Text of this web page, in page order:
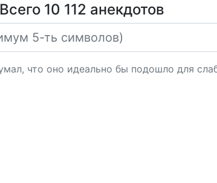
Всего 10 112 анекдотов
что оно идеально бы подошло для